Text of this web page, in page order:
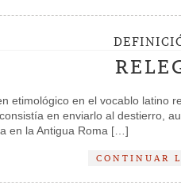
etimológico en el vocablo latino
consistía en enviarlo al destierro,
en la Antigua Roma […]
CONTINUAR